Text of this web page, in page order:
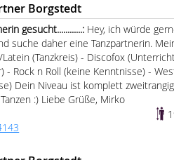
Borgstedt
gesucht............: Hey, ich würde
suche daher eine Tanzpartnerin.
(Tanzkreis) - Discofox
- Rock n Roll (keine Kenntnisse) -
Dein Niveau ist komplett
:) Liebe Grüße, Mirko